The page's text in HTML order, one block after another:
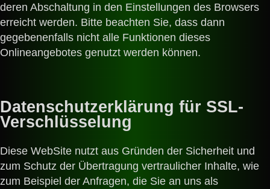
deren Abschaltung in den Einstellungen des Browsers
erreicht werden. Bitte beachten Sie, dass dann
gegebenenfalls nicht alle Funktionen dieses
Onlineangebotes genutzt werden können.
Datenschutzerklärung für SSL-
Verschlüsselung
Diese WebSite nutzt aus Gründen der Sicherheit und
zum Schutz der Übertragung vertraulicher Inhalte, wie
zum Beispiel der Anfragen, die Sie an uns als